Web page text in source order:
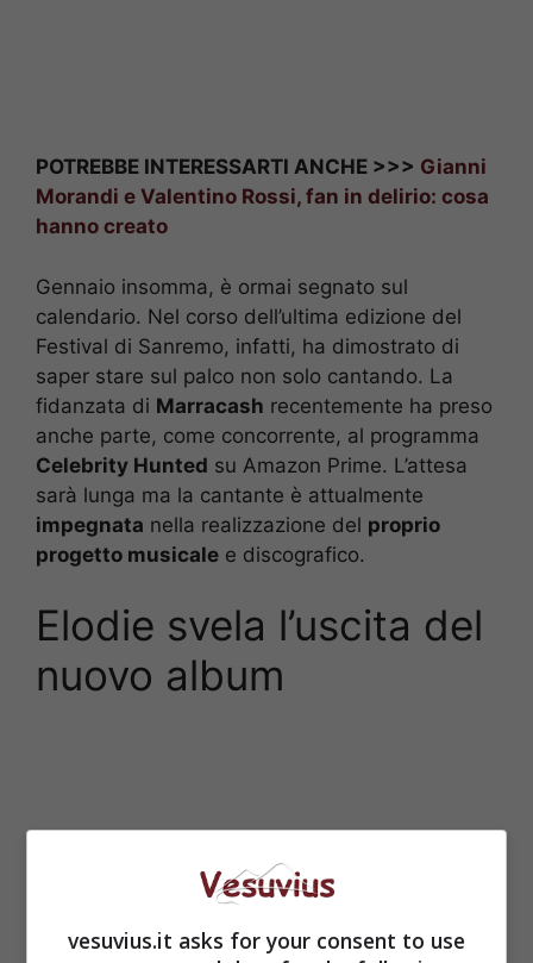
POTREBBE INTERESSARTI ANCHE >>> Gianni
Morandi e Valentino Rossi, fan in delirio: cosa
hanno creato
Gennaio insomma, è ormai segnato sul
calendario. Nel corso dell’ultima edizione del
Festival di Sanremo, infatti, ha dimostrato di
saper stare sul palco non solo cantando. La
fidanzata di Marracash recentemente ha preso
anche parte, come concorrente, al programma
Celebrity Hunted su Amazon Prime. L’attesa
sarà lunga ma la cantante è attualmente
impegnata nella realizzazione del proprio
progetto musicale e discografico.
Elodie svela l’uscita del
nuovo album
vesuvius.it asks for your consent to use